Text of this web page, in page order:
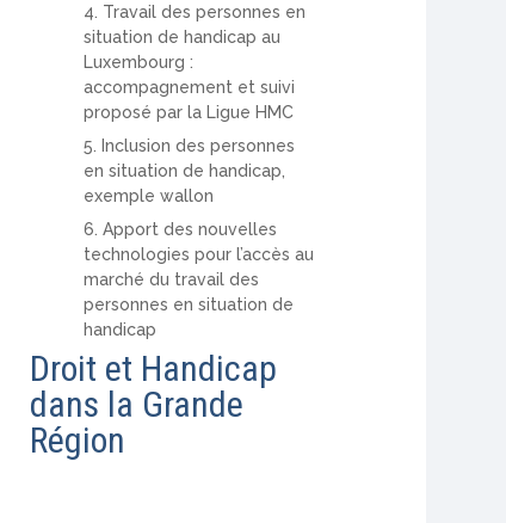
4. Travail des personnes en
situation de handicap au
Luxembourg :
accompagnement et suivi
proposé par la Ligue HMC
5. Inclusion des personnes
en situation de handicap,
exemple wallon
6. Apport des nouvelles
technologies pour l’accès au
marché du travail des
personnes en situation de
handicap
Droit et Handicap
dans la Grande
Région